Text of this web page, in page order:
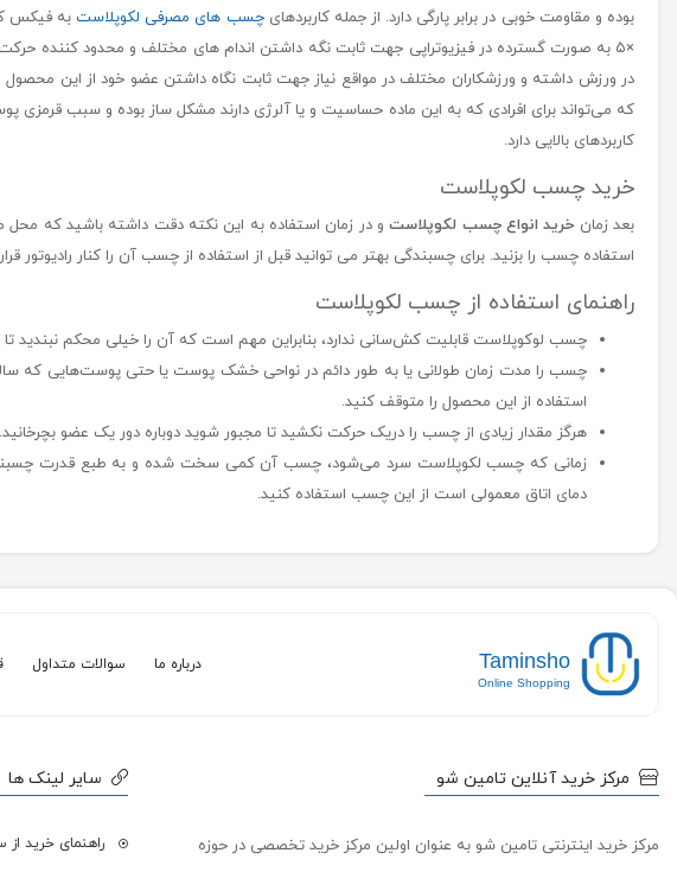
بوده و مقاومت خوبی در برابر پارگی دارد. از جمله کاربرد‌هایچسب های مصرفی لکوپلاست
×۵ به صورت گسترده در فیزیوتراپی جهت ثابت نگه داشتن اندام ‌های مختلف و محدود
در ورزش داشته و ورزشکاران مختلف در مواقع نیاز جهت ثابت نگاه داشتن عضو خود از این
که می‌تواند برای افرادی که به این ماده حساسیت و یا آلرژی دارند مشکل ساز بوده و سبب
کاربردهای بالایی دارد.
خرید چسب لکوپلاست
بعد زمان خرید انواع چسب لکوپلاستو در زمان استفاده به این نکته دقت داشته باشید که
استفاده چسب را بزنید. برای چسبندگی بهتر می توانید قبل از استفاده از چسب آن را کنار رادیوتور
راهنمای استفاده از چسب لکوپلاست
چسب لوکوپلاست قابلیت کش‌سانی ندارد، بنابراین مهم است که آن را خیلی محکم نبندید
چسب را مدت زمان طولانی یا به طور دائم در نواحی خشک پوست یا حتی پوست‌هایی که سالم
استفاده از این محصول را متوقف کنید.
هرگز مقدار زیادی از چسب را دریک حرکت نکشید تا مجبور شوید دوباره دور یک عضو
زمانی که چسب لکوپلاست سرد می‌شود، چسب آن کمی سخت شده و به طبع قدرت
دمای اتاق معمولی است از این چسب استفاده کنید.
Taminsho
Online Shopping
درباره ما سوالات متداول
مرکز خرید آنلاین تامین شو
مرکز خرید اینترنتی تامین شو به عنوان اولین مرکز خرید تخصصی در حوزه
سایر لینک ها
راهنمای خرید از